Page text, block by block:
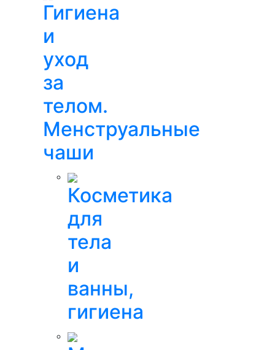
Гигиена
и
уход
за
телом.
Менструальные
чаши
Косметика
для
тела
и
ванны,
гигиена